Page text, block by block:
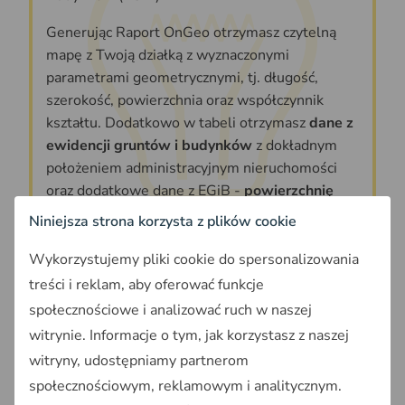
Generując Raport OnGeo otrzymasz czytelną
mapę z Twoją działką z wyznaczonymi
parametrami geometrycznymi, tj. długość,
szerokość, powierzchnia oraz współczynnik
kształtu. Dodatkowo w tabeli otrzymaszdane z
ewidencji gruntów i budynków z dokładnym
położeniem administracyjnym nieruchomości
oraz dodatkowe dane z EGiB - powierzchnię
urzędową oraz grupę rejestrową działki.
Pobierz analizę nieruchomości OnGeo i
zdiagnozuj potencjał inwestycyjny swojej działki!
Sprawdź jak pobrać dane →JAK TO DZIAŁA?
Uzasadnienie
Niniejsza strona korzysta z plików cookie
Wykorzystujemy pliki cookie do spersonalizowania
treści i reklam, aby oferować funkcje
społecznościowe i analizować ruch w naszej
witrynie. Informacje o tym, jak korzystasz z naszej
witryny, udostępniamy partnerom
społecznościowym, reklamowym i analitycznym.